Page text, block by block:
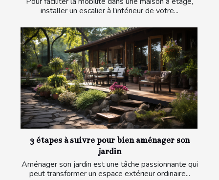
installer un escalier à l’intérieur de votre...
3 étapes à suivre pour bien aménager son
jardin
Aménager son jardin est une tâche passionnante qui
peut transformer un espace extérieur ordinaire...